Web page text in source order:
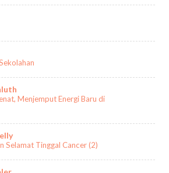
Menjemput Energi Baru di
Selamat Tinggal Cancer (2)